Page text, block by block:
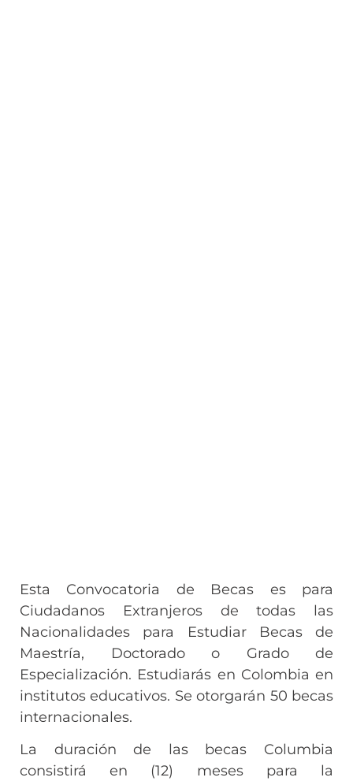
Esta Convocatoria de Becas es para
Ciudadanos Extranjeros de todas las
Nacionalidades para Estudiar Becas de
Maestría, Doctorado o Grado de
Especialización. Estudiarás en Colombia en
institutos educativos. Se otorgarán 50 becas
internacionales.
La duración de las becas Columbia
consistirá en (12) meses para la